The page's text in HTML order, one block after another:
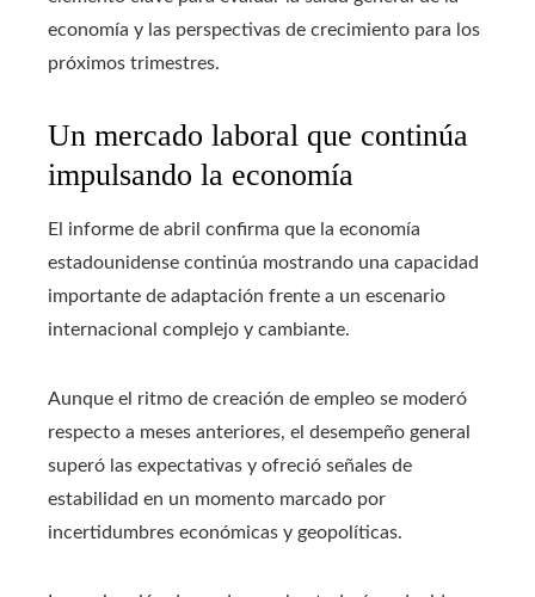
economía y las perspectivas de crecimiento para los
próximos trimestres.
Un mercado laboral que continúa
impulsando la economía
El informe de abril confirma que la economía
estadounidense continúa mostrando una capacidad
importante de adaptación frente a un escenario
internacional complejo y cambiante.
Aunque el ritmo de creación de empleo se moderó
respecto a meses anteriores, el desempeño general
superó las expectativas y ofreció señales de
estabilidad en un momento marcado por
incertidumbres económicas y geopolíticas.